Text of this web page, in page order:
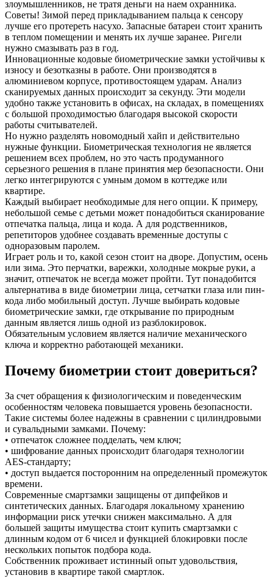
злоумышленников, не тратя деньги на наем охранника.
Советы! Зимой перед прикладыванием пальца к сенсору
лучше его протереть насухо. Запасные батареи стоит хранить
в теплом помещении и менять их лучше заранее. Ригели
нужно смазывать раз в год.
Инновационные кодовые биометрические замки устойчивы к
износу и безотказны в работе. Они производятся в
алюминиевом корпусе, противостоящем ударам. Анализ
сканируемых данных происходит за секунду. Эти модели
удобно также установить в офисах, на складах, в помещениях
с большой проходимостью благодаря высокой скорости
работы считывателей.
Но нужно разделять новомодный хайп и действительно
нужные функции. Биометрическая технология не является
решением всех проблем, но это часть продуманного
серьезного решения в плане принятия мер безопасности. Они
легко интегрируются с умным домом в коттедже или
квартире.
Каждый выбирает необходимые для него опции. К примеру,
небольшой семье с детьми может понадобиться сканирование
отпечатка пальца, лица и кода. А для родственников,
репетиторов удобнее создавать временные доступы с
одноразовым паролем.
Играет роль и то, какой сезон стоит на дворе. Допустим, осень
или зима. Это перчатки, варежки, холодные мокрые руки, а
значит, отпечаток не всегда может пройти. Тут понадобится
альтернатива в виде биометрии лица, сетчатки глаза или пин-
кода либо мобильный доступ. Лучше выбирать кодовые
биометрические замки, где открывание по природным
данным является лишь одной из разблокировок.
Обязательным условием является наличие механического
ключа и корректно работающей механики.
Почему биометрии стоит довериться?
За счет обращения к физиологическим и поведенческим
особенностям человека повышается уровень безопасности.
Такие системы более надежны в сравнении с цилиндровыми
и сувальдными замками. Почему:
• отпечаток сложнее подделать, чем ключ;
• шифрование данных происходит благодаря технологии
AES-стандарту;
• доступ выдается посторонним на определенный промежуток
времени.
Современные смартзамки защищены от дипфейков и
синтетических данных. Благодаря локальному хранению
информации риск утечки снижен максимально. А для
большей защиты имущества стоит купить смартзамки с
длинным кодом от 6 чисел и функцией блокировки после
нескольких попыток подбора кода.
Собственник проживает истинный опыт удовольствия,
установив в квартире такой смартлок.